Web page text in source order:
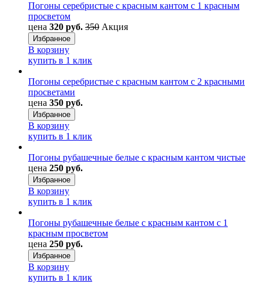
Погоны серебристые с красным кантом с 1 красным
просветом
цена 320 руб. 350 Акция
Избранное
В корзину
купить в 1 клик
Погоны серебристые с красным кантом с 2 красными
просветами
цена 350 руб.
Избранное
В корзину
купить в 1 клик
Погоны рубашечные белые с красным кантом чистые
цена 250 руб.
Избранное
В корзину
купить в 1 клик
Погоны рубашечные белые с красным кантом с 1
красным просветом
цена 250 руб.
Избранное
В корзину
купить в 1 клик